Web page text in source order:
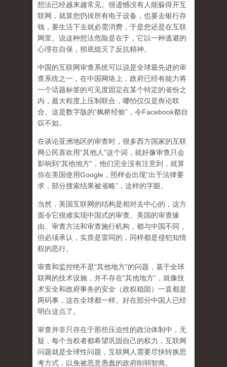
想法已经越来越常见。很遗憾没有人能躲得开互
联网，就算您扔掉所有电子设备，也要去银行存
钱，要生活下去就必需消费，于是您还是在互联
网里。说这种想法危险是在于，它以一种逃避的
心理在自保，彻底熄灭了反抗精神。
中国的互联网审查系统可以说是全球最先进的审
查系统之一，在中国网络上，政府已经有能力将
一个话题标签的可见度固定在某个特定的省份之
内，最大程度上压制联合 ，哪怕仅仅是舆论联
合。这是数字版的“枫桥经验”，令Facebook都自
叹不如。
在谈论亚洲地区的审查时，很多西方国家的互联
网公民喜欢用“其他人”这个词，就好像审查只会
影响到“其他地方”，他们完全没有注意到， 就算
你在美国使用Google，照样会出现“出于法律要
求，部分搜索结果被省略”，这样的字眼。
当然，美国互联网的结构是相对去中心的，这方
面令它很难实现中国式的审查。美国的审查缘
由、审查方法和审查施行机构，都与中国不同，
但必须承认， 实质是雷同的，同样都是侵犯知情
权的恶行。
审查和监控绝不是“其他地方”的问题，基于全球
联网的技术设施，并不存在“其他地方”，就像技
术安全和政府事务的安全（政权稳固）一直都是
两码事，这在全球都一样。好在部分中国人已经
明白这点了。
审查并非只存在于那些压迫性的政治体制中，无
疑，每个当权者都希望巩固自己的权力，互联网
问题就是全球性问题，互联网人需要尽快转换思
考方式，以免被恶意愚蠢的政府削弱智商。